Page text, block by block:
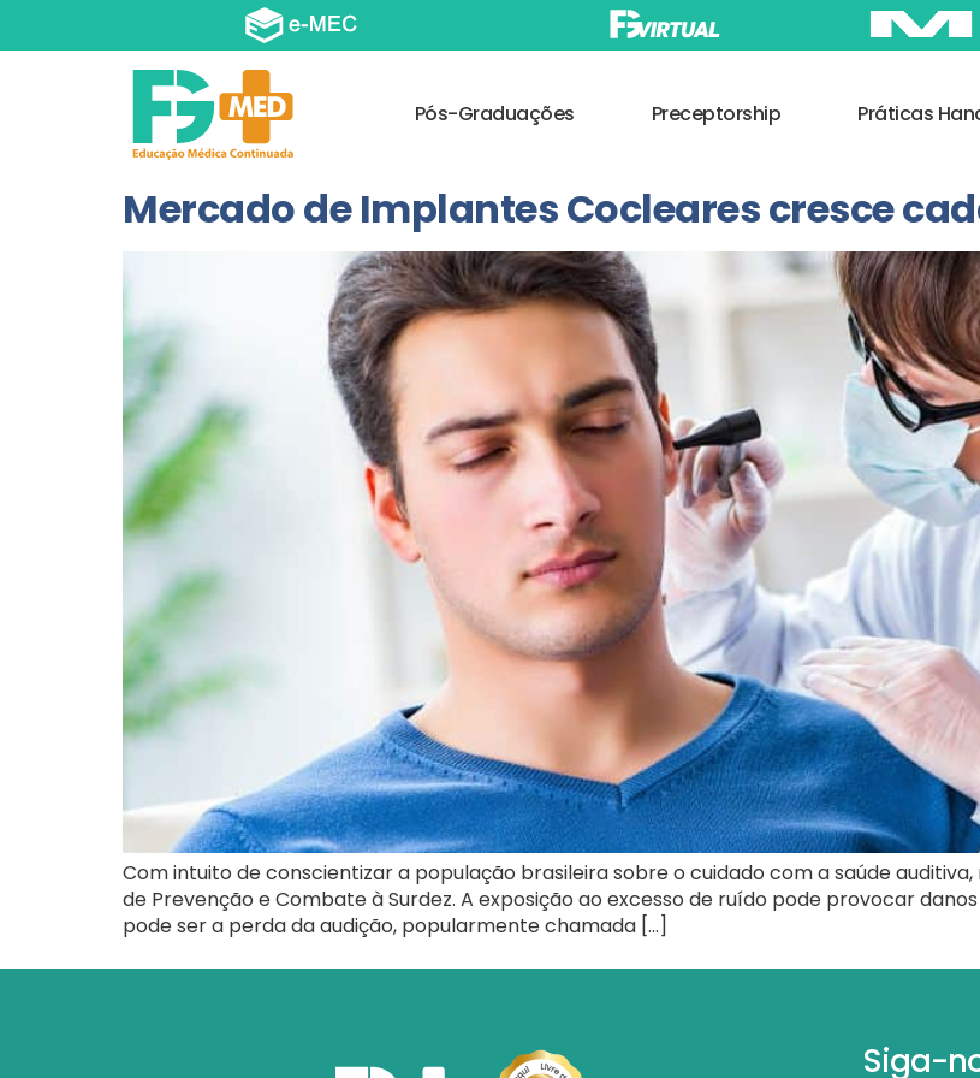
Pós-Graduações Preceptorship Práticas
Mercado de Implantes Cocleares cresce
Com intuito de conscientizar a população brasileira sobre o cuidado com a saúde
de Prevenção e Combate à Surdez. A exposição ao excesso de ruído pode provocar
pode ser a perda da audição, popularmente chamada […]
Siga-